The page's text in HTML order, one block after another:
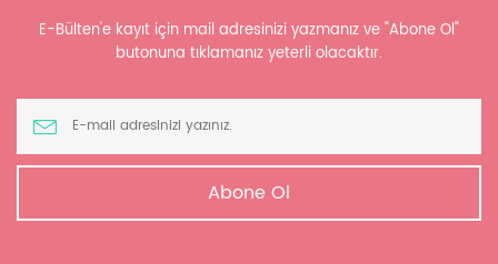
E-Bülten'e kayıt için mail adresinizi yazmanız ve "Abone Ol"
butonuna tıklamanız yeterli olacaktır.
Abone Ol